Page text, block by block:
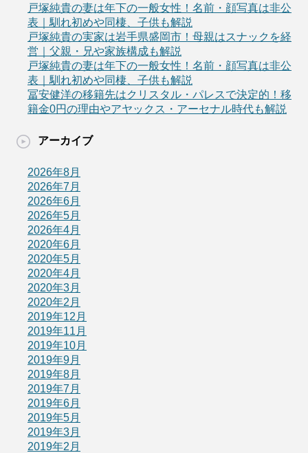
戸塚純貴の妻は年下の一般女性！名前・顔写真は非公
表｜馴れ初めや同棲、子供も解説
戸塚純貴の実家は岩手県盛岡市！母親はスナックを経
営｜父親・兄や家族構成も解説
戸塚純貴の妻は年下の一般女性！名前・顔写真は非公
表｜馴れ初めや同棲、子供も解説
冨安健洋の移籍先はクリスタル・パレスで決定的！移
籍金0円の理由やアヤックス・アーセナル時代も解説
アーカイブ
2026年8月
2026年7月
2026年6月
2026年5月
2026年4月
2020年6月
2020年5月
2020年4月
2020年3月
2020年2月
2019年12月
2019年11月
2019年10月
2019年9月
2019年8月
2019年7月
2019年6月
2019年5月
2019年3月
2019年2月